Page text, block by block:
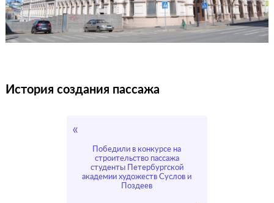
История создания пассажа
Победили в конкурсе на
строительство пассажа
студенты Петербургской
академии художеств Суслов и
Поздеев